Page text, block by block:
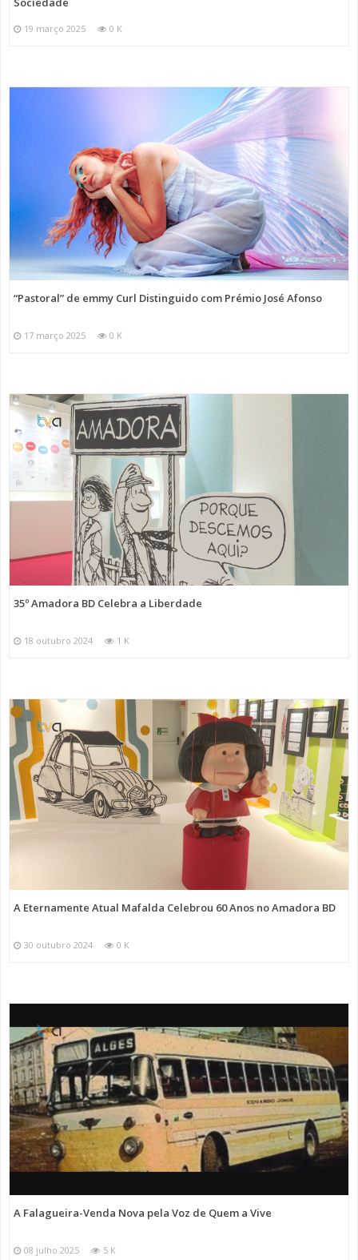
19 março 2025 0 K
“Pastoral” de emmy Curl Distinguido com Prémio José Afonso
17 março 2025 0 K
35º Amadora BD Celebra a Liberdade
18 outubro 2024 1 K
A Eternamente Atual Mafalda Celebrou 60 Anos no Amadora BD
30 outubro 2024 0 K
A Falagueira-Venda Nova pela Voz de Quem a Vive
08 julho 2025 5 K